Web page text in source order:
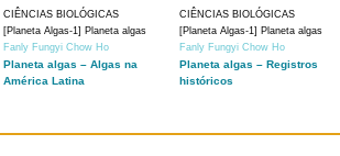
CIÊNCIAS BIOLÓGICAS
[Planeta Algas-1] Planeta algas
Fanly Fungyi Chow Ho
Planeta algas – Algas na
América Latina
CIÊNCIAS BIOLÓGICAS
[Planeta Algas-1] Planeta algas
Fanly Fungyi Chow Ho
Planeta algas – Registros
históricos